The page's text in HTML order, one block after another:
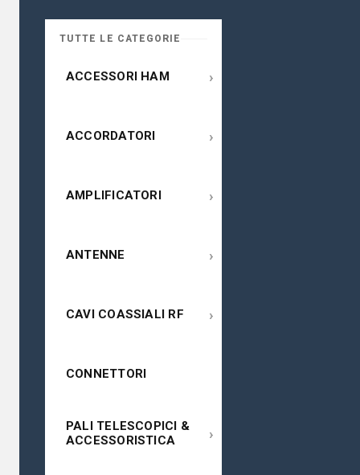
TUTTE LE CATEGORIE
ACCESSORI HAM ›
ACCORDATORI ›
AMPLIFICATORI ›
ANTENNE ›
CAVI COASSIALI RF ›
CONNETTORI
PALI TELESCOPICI &
ACCESSORISTICA
›